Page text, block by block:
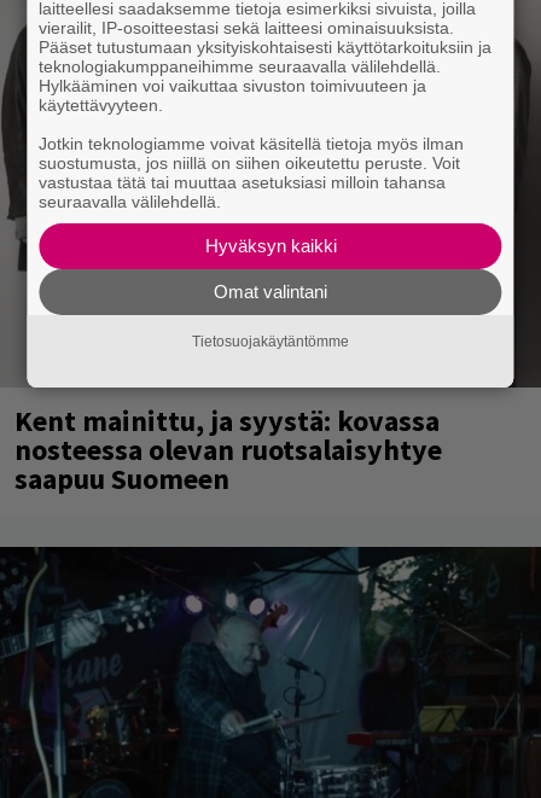
Kent mainittu, ja syystä: kovassa
nosteessa olevan ruotsalaisyhtye
saapuu Suomeen
laitteellesi saadaksemme tietoja esimerkiksi sivuista, joilla
vierailit, IP-osoitteestasi sekä laitteesi ominaisuuksista.
Pääset tutustumaan yksityiskohtaisesti käyttötarkoituksiin ja
teknologiakumppaneihimme seuraavalla välilehdellä.
Hylkääminen voi vaikuttaa sivuston toimivuuteen ja
käytettävyyteen.
Jotkin teknologiamme voivat käsitellä tietoja myös ilman
suostumusta, jos niillä on siihen oikeutettu peruste. Voit
vastustaa tätä tai muuttaa asetuksiasi milloin tahansa
seuraavalla välilehdellä.
Hyväksyn kaikki
Omat valintani
Tietosuojakäytäntömme